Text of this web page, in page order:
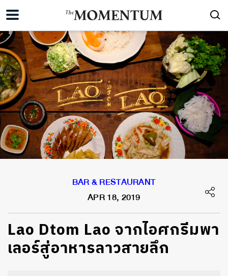
BAR & RESTAURANT
APR 18, 2019
Lao Dtom Lao จากไอศกรีมพา
เลอร์สู่อาหารลาวสายลึก